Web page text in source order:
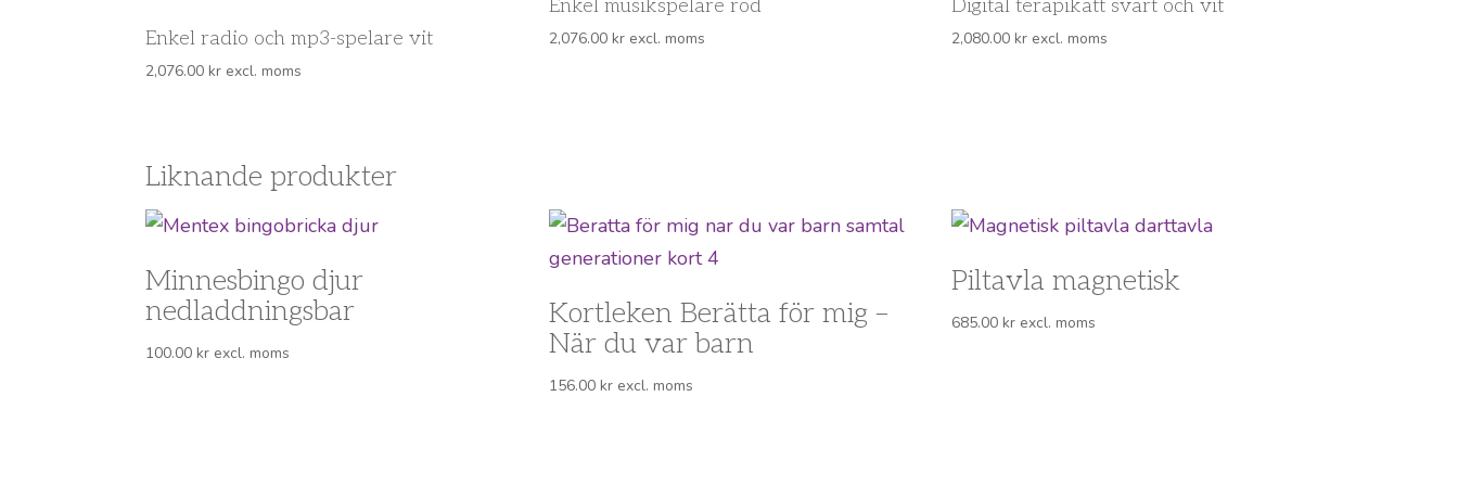
Enkel radio och mp3-spelare vit
2,076.00kr excl. moms
Enkel musikspelare röd
2,076.00 krexcl. moms
Digital terapikatt svart och vit
2,080.00kr excl. moms
Liknande produkter
Minnesbingo djur
nedladdningsbar
100.00kr excl. moms
Kortleken Berätta för mig –
När du var barn
156.00 krexcl. moms
Piltavla magnetisk
685.00kr excl. moms